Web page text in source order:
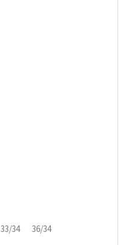
33/34 36/34